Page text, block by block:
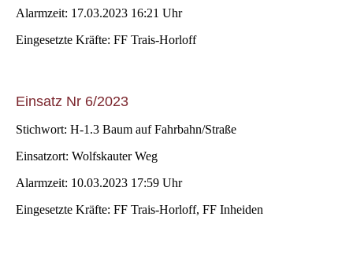
Alarmzeit: 17.03.2023 16:21 Uhr
Eingesetzte Kräfte: FF Trais-Horloff
Einsatz Nr 6/2023
Stichwort: H-1.3 Baum auf Fahrbahn/Straße
Einsatzort: Wolfskauter Weg
Alarmzeit: 10.03.2023 17:59 Uhr
Eingesetzte Kräfte: FF Trais-Horloff, FF Inheiden